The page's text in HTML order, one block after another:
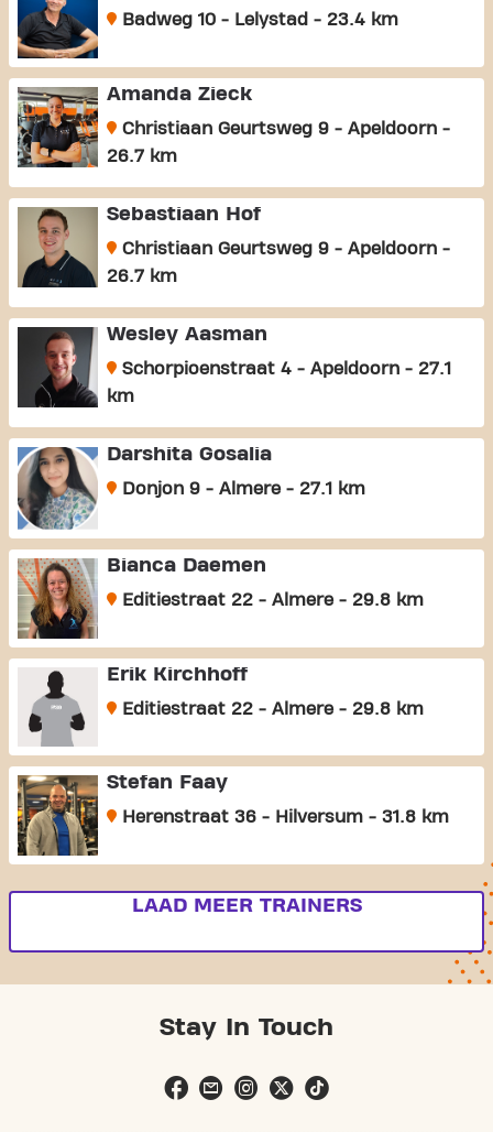
Badweg 10 - Lelystad - 23.4 km
Amanda Zieck
Christiaan Geurtsweg 9 - Apeldoorn -
26.7 km
Sebastiaan Hof
Christiaan Geurtsweg 9 - Apeldoorn -
26.7 km
Wesley Aasman
Schorpioenstraat 4 - Apeldoorn - 27.1
km
Darshita Gosalia
Donjon 9 - Almere - 27.1 km
Bianca Daemen
Editiestraat 22 - Almere - 29.8 km
Erik Kirchhoff
Editiestraat 22 - Almere - 29.8 km
Stefan Faay
Herenstraat 36 - Hilversum - 31.8 km
LAAD MEER TRAINERS
Stay In Touch